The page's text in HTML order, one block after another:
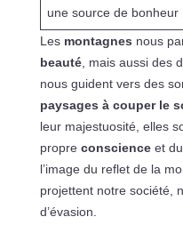
une source de bonheur
Les montagnes nous
beauté, mais aussi des
nous guident vers des
paysages à couper le
leur majestuosité, elles
propre conscienceet du
l’image du reflet de la
projettent notre société,
d’évasion.